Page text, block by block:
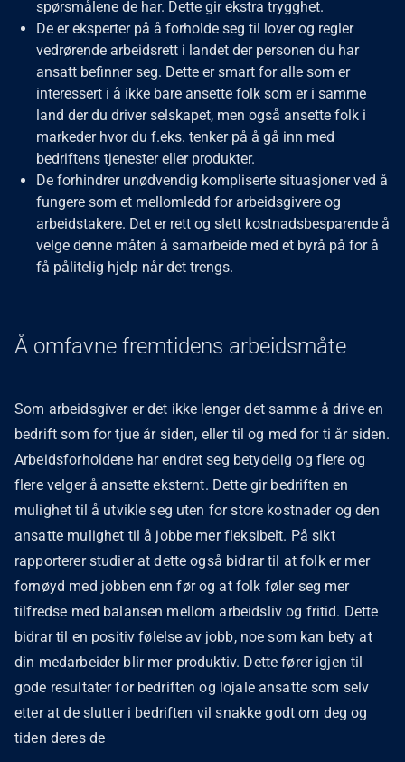
spørsmålene de har. Dette gir ekstra trygghet.
De er eksperter på å forholde seg til lover og regler
vedrørende arbeidsrett i landet der personen du har
ansatt befinner seg. Dette er smart for alle som er
interessert i å ikke bare ansette folk som er i samme
land der du driver selskapet, men også ansette folk i
markeder hvor du f.eks. tenker på å gå inn med
bedriftens tjenester eller produkter.
De forhindrer unødvendig kompliserte situasjoner ved å
fungere som et mellomledd for arbeidsgivere og
arbeidstakere. Det er rett og slett kostnadsbesparende å
velge denne måten å samarbeide med et byrå på for å
få pålitelig hjelp når det trengs.
Å omfavne fremtidens arbeidsmåte
Som arbeidsgiver er det ikke lenger det samme å drive en
bedrift som for tjue år siden, eller til og med for ti år siden.
Arbeidsforholdene har endret seg betydelig og flere og
flere velger å ansette eksternt. Dette gir bedriften en
mulighet til å utvikle seg uten for store kostnader og den
ansatte mulighet til å jobbe mer fleksibelt. På sikt
rapporterer studier at dette også bidrar til at folk er mer
fornøyd med jobben enn før og at folk føler seg mer
tilfredse med balansen mellom arbeidsliv og fritid. Dette
bidrar til en positiv følelse av jobb, noe som kan bety at
din medarbeider blir mer produktiv. Dette fører igjen til
gode resultater for bedriften og lojale ansatte som selv
etter at de slutter i bedriften vil snakke godt om deg og
tiden deres de